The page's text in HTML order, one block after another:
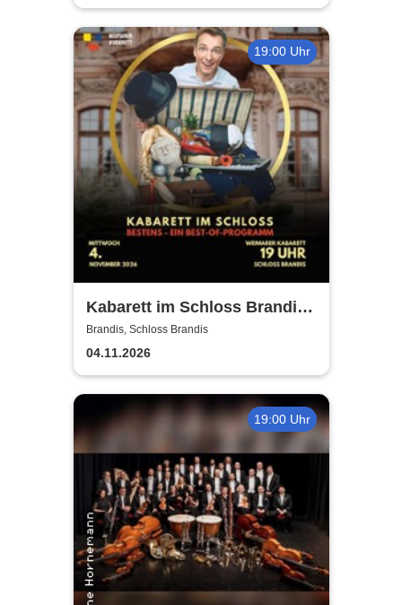
19:00 Uhr
Kabarett im Schloss Brandis |
Weimarer Kabarett
Brandis, Schloss Brandis
04.11.2026
19:00 Uhr